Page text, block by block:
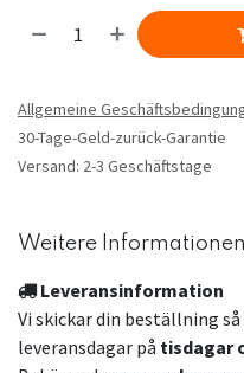
Allgemeine
30-Tage-Geld-zurück-Garantie
Versand: 2-3 Geschäftstage
Weitere Informationen
Leveransinformation
Vi skickar din beställning
leveransdagar på tisdagar